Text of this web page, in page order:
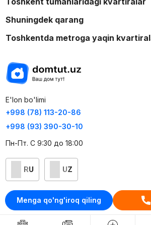
Menga qo'ng'iroq qiling
Shuningdek qarang
Toshkentda metroga yaqin
E'lon bo'limi
+998 (78) 113-20-86
+998 (93) 390-30-10
Пн-Пт. С 9:30 до 18:00
RU UZ
Kontaktlar